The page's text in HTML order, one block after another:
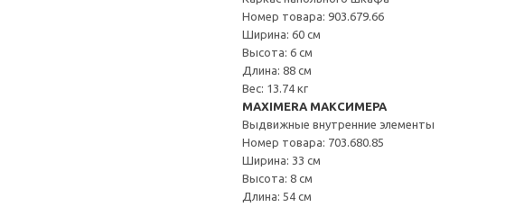
Номер товара: 903.679.66
Ширина: 60 см
Высота: 6 см
Длина: 88 см
Вес: 13.74 кг
MAXIMERA МАКСИМЕРА
Выдвижные внутренние элементы
Номер товара: 703.680.85
Ширина: 33 см
Высота: 8 см
Длина: 54 см